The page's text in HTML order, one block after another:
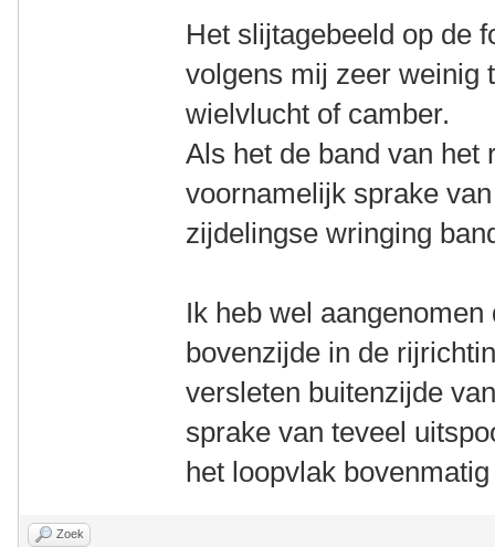
Het slijtagebeeld op de
volgens mij zeer weinig
wielvlucht of camber.
Als het de band van
voornamelijk sprake
zijdelingse wringing
Ik heb wel
bovenzijde in de
versleten buitenzijde
sprake van teveel
het loopvlak
Zoek